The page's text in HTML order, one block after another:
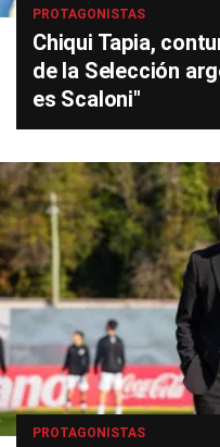
PROTAGONISTAS
Chiqui Tapia,
de la Selección
es Scaloni"
PROTAGONISTAS